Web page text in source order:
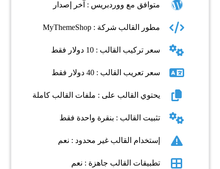
متوافق مع ووردبريس : آخر إصدار
مطور القالب شركة : MyThemeShop
سعر تركيب القالب : 10 دولار فقط
سعر تعريب القالب : 40 دولار فقط
يحتوي القالب على : ملفات القالب كاملة
تثبيت القالب : بنقرة واحدة فقط
إستخدام القالب غير محدود : نعم
تطبيقات القالب جاهزة : نعم